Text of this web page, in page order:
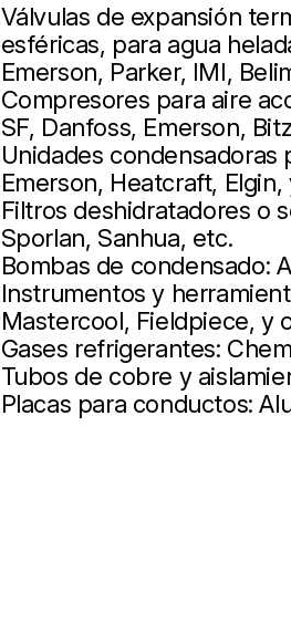
Válvulas de expansión
esféricas, para agua
Emerson, Parker, IMI,
Compresores para aire
SF, Danfoss, Emerson,
Unidades condensadoras
Emerson, Heatcraft,
Filtros deshidratadores o
Sporlan, Sanhua, etc.
Bombas de condensado:
Instrumentos y
Mastercool, Fieldpiece, y
Gases refrigerantes:
Tubos de cobre y
Placas para conductos: